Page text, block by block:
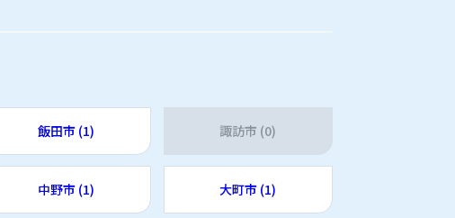
飯田市 (1) 諏訪市 (0)
中野市 (1) 大町市 (1)